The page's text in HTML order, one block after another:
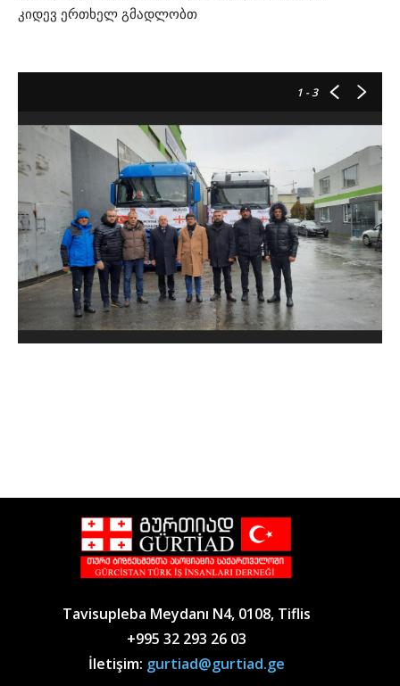
კიდევ ერთხელ გმადლობთ
1 - 3
Tavisupleba Meydanı N4, 0108, Tiflis
+995 32 293 26 03
İletişim: gurtiad@gurtiad.ge